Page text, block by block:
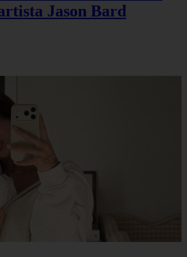
Jason Bard